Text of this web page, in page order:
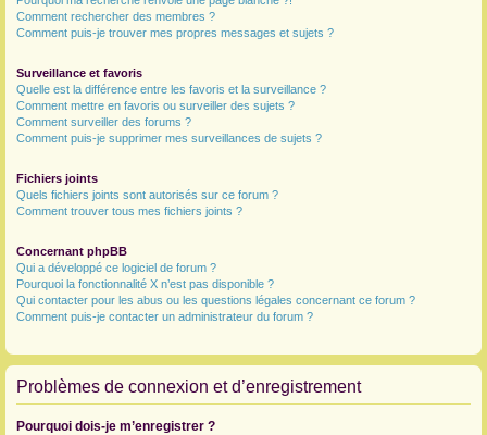
Comment rechercher des membres ?
Comment puis-je trouver mes propres messages et sujets ?
Surveillance et favoris
Quelle est la différence entre les favoris et la surveillance ?
Comment mettre en favoris ou surveiller des sujets ?
Comment surveiller des forums ?
Comment puis-je supprimer mes surveillances de sujets ?
Fichiers joints
Quels fichiers joints sont autorisés sur ce forum ?
Comment trouver tous mes fichiers joints ?
Concernant phpBB
Qui a développé ce logiciel de forum ?
Pourquoi la fonctionnalité X n’est pas disponible ?
Qui contacter pour les abus ou les questions légales concernant ce forum ?
Comment puis-je contacter un administrateur du forum ?
Problèmes de connexion et d’enregistrement
Pourquoi dois-je m’enregistrer ?